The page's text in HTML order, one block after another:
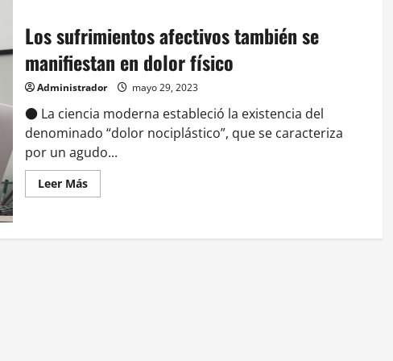
tres
uniformados:
indagan
a
5
mil
carabineros
vinculados
a
KnightsBridge
Los sufrimientos afectivos también se
manifiestan en dolor físico
Administrador mayo 29, 2023
● La ciencia moderna estableció la existencia del
denominado “dolor nociplástico”, que se caracteriza
por un agudo...
Leer MásLeer
más
sufrimientos